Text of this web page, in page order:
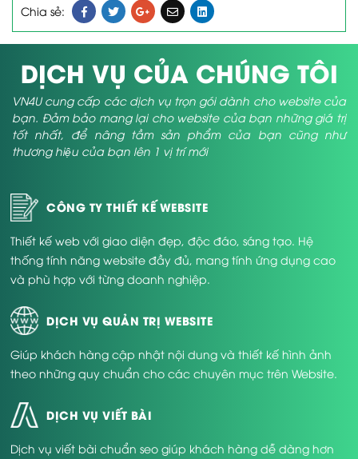
Chia sẻ:
DỊCH VỤ CỦA CHÚNG TÔI
VN4U cung cấp các dịch vụ trọn gói dành cho website của
bạn. Đảm bảo mang lại cho website của bạn những giá trị
tốt nhất, để nâng tầm sản phẩm của bạn cũng như
thương hiệu của bạn lên 1 vị trí mới
CÔNG TY THIẾT KẾ WEBSITE
Thiết kế web với giao diện đẹp, độc đáo, sáng tạo. Hệ
thống tính năng website đầy đủ, mang tính ứng dụng cao
và phù hợp với từng doanh nghiệp.
DỊCH VỤ QUẢN TRỊ WEBSITE
Giúp khách hàng cập nhật nội dung và thiết kế hình ảnh
theo những quy chuẩn cho các chuyên mục trên Website.
DỊCH VỤ VIẾT BÀI
Dịch vụ viết bài chuẩn seo giúp khách hàng dễ dàng hơn